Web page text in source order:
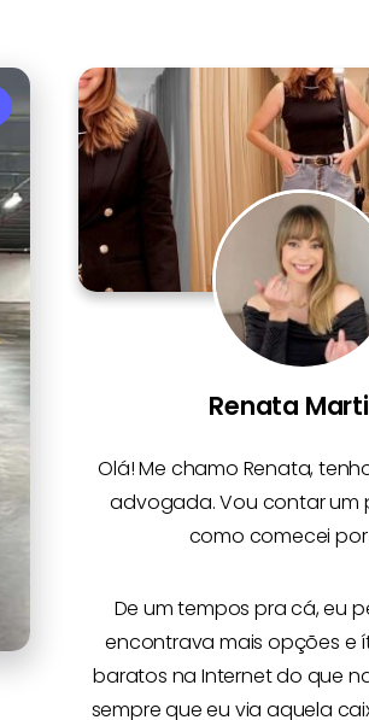
Renata
Olá! Me chamo Renata,
advogada. Vou contar um
como comecei
De um tempos pra cá, eu
encontrava mais opções e
baratos na Internetdo que
sempre que eu via aquela